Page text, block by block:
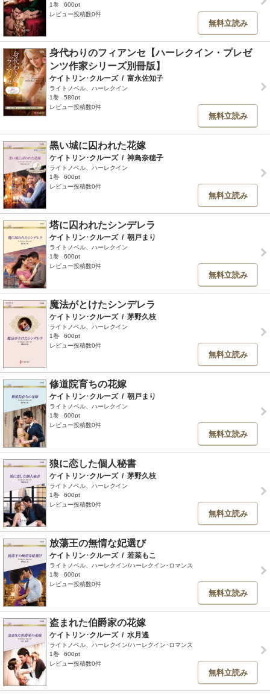
1巻
600pt
レビュー投稿数0件
無料立読み
身代わりのフィアンセ【ハーレクイン・プレゼ
ンツ作家シリーズ別冊版】
ケイトリン･クルーズ / 富永佐知子
ライトノベル、ハーレクイン
1巻
580pt
レビュー投稿数0件
無料立読み
黒い城に囚われた花嫁
ケイトリン･クルーズ / 神鳥奈穂子
ライトノベル、ハーレクイン
1巻
600pt
レビュー投稿数0件
無料立読み
塔に囚われたシンデレラ
ケイトリン･クルーズ / 朝戸まり
ライトノベル、ハーレクイン
1巻
600pt
レビュー投稿数0件
無料立読み
魔法がとけたシンデレラ
ケイトリン･クルーズ / 茅野久枝
ライトノベル、ハーレクイン
1巻
600pt
レビュー投稿数0件
無料立読み
修道院育ちの花嫁
ケイトリン･クルーズ / 朝戸まり
ライトノベル、ハーレクイン
1巻
600pt
レビュー投稿数0件
無料立読み
狼に恋した個人秘書
ケイトリン･クルーズ / 茅野久枝
ライトノベル、ハーレクイン
1巻
600pt
レビュー投稿数0件
無料立読み
放蕩王の無情な妃選び
ケイトリン･クルーズ / 若菜もこ
ライトノベル、ハーレクイン/ハーレクイン･ロマンス
1巻
600pt
レビュー投稿数0件
無料立読み
盗まれた伯爵家の花嫁
ケイトリン･クルーズ / 水月遙
ライトノベル、ハーレクイン/ハーレクイン･ロマンス
1巻
600pt
レビュー投稿数0件
無料立読み